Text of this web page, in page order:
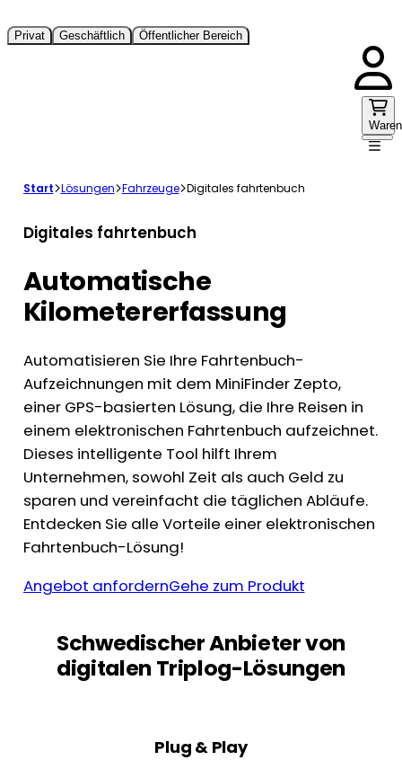
Privat Geschäftlich Öffentlicher Bereich
Start Lösungen Fahrzeuge Digitales fahrtenbuch
Digitales fahrtenbuch
Automatische
Kilometererfassung
Automatisieren Sie Ihre Fahrtenbuch-
Aufzeichnungen mit dem MiniFinder Zepto,
einer GPS-basierten Lösung, die Ihre Reisen in
einem elektronischen Fahrtenbuch aufzeichnet.
Dieses intelligente Tool hilft Ihrem
Unternehmen, sowohl Zeit als auch Geld zu
sparen und vereinfacht die täglichen Abläufe.
Entdecken Sie alle Vorteile einer elektronischen
Fahrtenbuch-Lösung!
Angebot anfordernGehe zum Produkt
Schwedischer Anbieter von
digitalen Triplog-Lösungen
Plug & Play